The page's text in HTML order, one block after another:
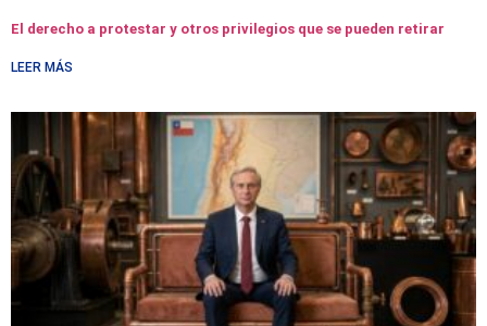
El derecho a protestar y otros privilegios que se pueden retirar
LEER MÁS